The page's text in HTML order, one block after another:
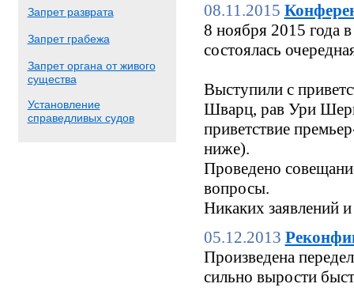
Запрет разврата
Запрет грабежа
Запрет органа от живого
существа
Установление
справедливых судов
08.11.2015
8 ноября 2015 года
состоялась
Выступили с
Шварц, рав Ури
приветствие
ниже).
Проведено
вопросы.
Никаких заявлений
05.12.2013
Произведена
сильно вырости